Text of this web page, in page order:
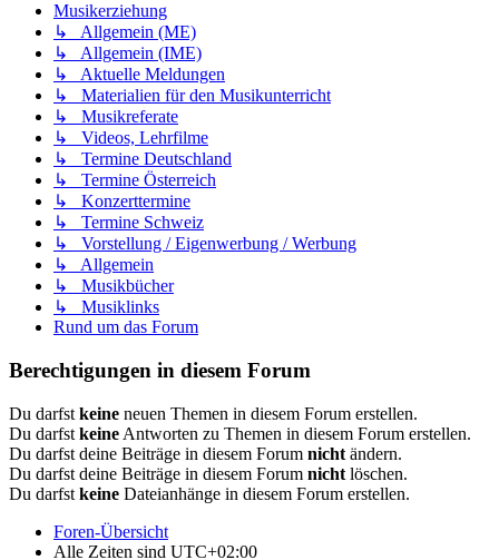
Musikerziehung
↳ Allgemein (ME)
↳ Allgemein (IME)
↳ Aktuelle Meldungen
↳ Materialien für den Musikunterricht
↳ Musikreferate
↳ Videos, Lehrfilme
↳ Termine Deutschland
↳ Termine Österreich
↳ Konzerttermine
↳ Termine Schweiz
↳ Vorstellung / Eigenwerbung / Werbung
↳ Allgemein
↳ Musikbücher
↳ Musiklinks
Rund um das Forum
Berechtigungen in diesem Forum
Du darfst keine neuen Themen in diesem Forum erstellen.
Du darfst keine Antworten zu Themen in diesem Forum erstellen.
Du darfst deine Beiträge in diesem Forum nicht ändern.
Du darfst deine Beiträge in diesem Forum nicht löschen.
Du darfst keine Dateianhänge in diesem Forum erstellen.
Foren-Übersicht
Alle Zeiten sind UTC+02:00